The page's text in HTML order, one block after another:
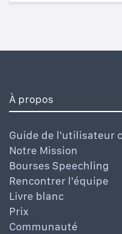
À propos
Guide de l'utilisateur
Notre Mission
Bourses Speechling
Rencontrer l'équipe
Livre blanc
Prix
Communauté